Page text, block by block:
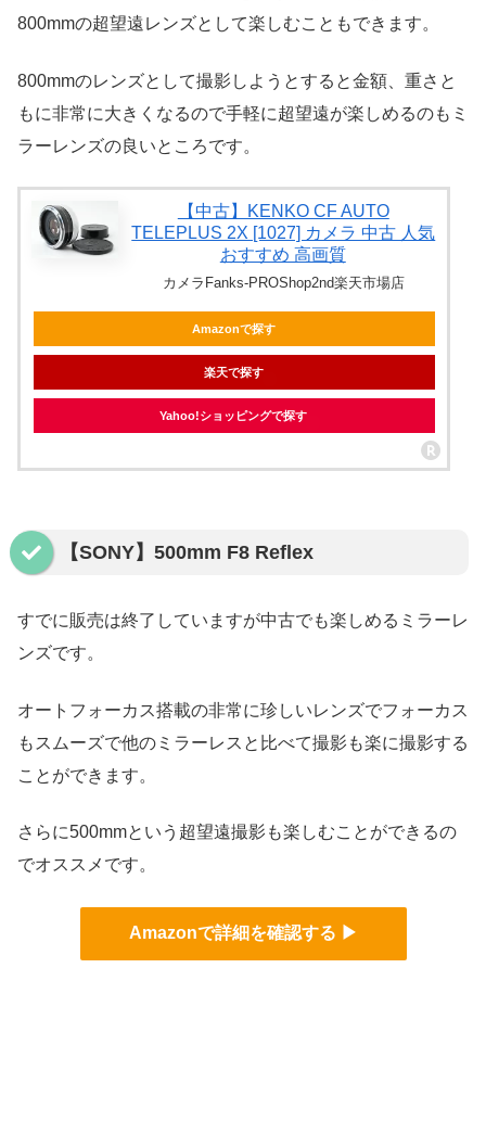
800mmの超望遠レンズとして楽しむこともできます。
800mmのレンズとして撮影しようとすると金額、重さと
もに非常に大きくなるので手軽に超望遠が楽しめるのもミ
ラーレンズの良いところです。
【中古】KENKO CF AUTO
TELEPLUS 2X [1027] カメラ 中古 人気
おすすめ 高画質
カメラFanks-PROShop2nd楽天市場店
Amazonで探す
楽天で探す
Yahoo!ショッピングで探す
【SONY】500mm F8 Reflex
すでに販売は終了していますが中古でも楽しめるミラーレ
ンズです。
オートフォーカス搭載の非常に珍しいレンズでフォーカス
もスムーズで他のミラーレスと比べて撮影も楽に撮影する
ことができます。
さらに500mmという超望遠撮影も楽しむことができるの
でオススメです。
Amazonで詳細を確認する ▶